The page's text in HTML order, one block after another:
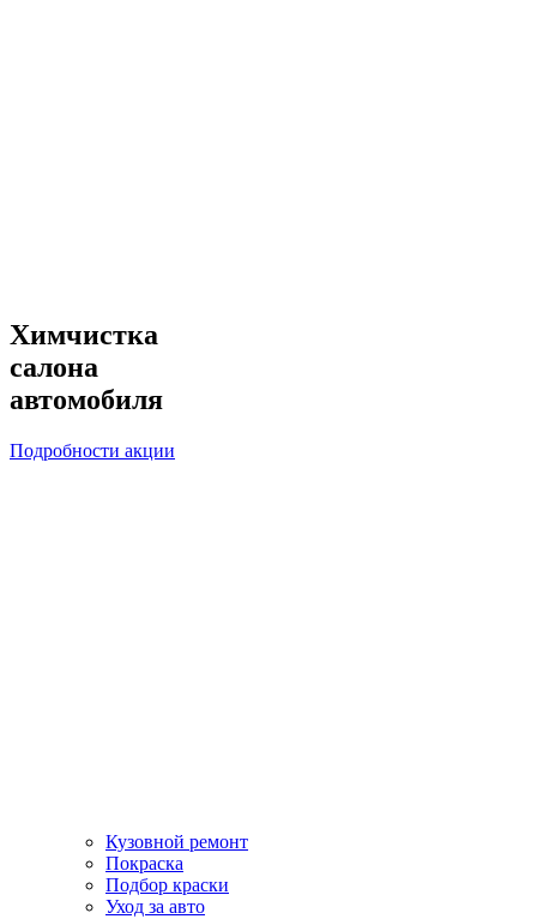
Химчистка
салона
автомобиля
Подробности акции
Кузовной ремонт
Покраска
Подбор краски
Уход за авто